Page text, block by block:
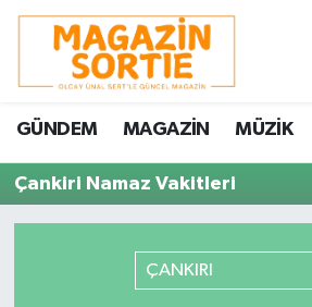
GÜNDEM MAGAZİN MÜZİK
Çankiri Namaz Vakitleri
ÇANKIRI
Nöbetçi Eczaneler
Hava Durumu
Trafik Durumu
Süper Lig Puan Durumu ve